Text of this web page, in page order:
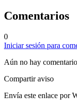
Comentarios
0
Iniciar sesión para
Aún no hay
Compartir aviso
Envía este enlace por